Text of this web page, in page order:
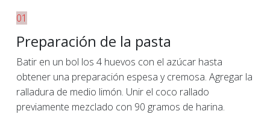
01
Preparación de la pasta
Batir en un bol los 4 huevos con el azúcar hasta
obtener una preparación espesa y cremosa. Agregar la
ralladura de medio limón. Unir el coco rallado
previamente mezclado con 90 gramos de harina.